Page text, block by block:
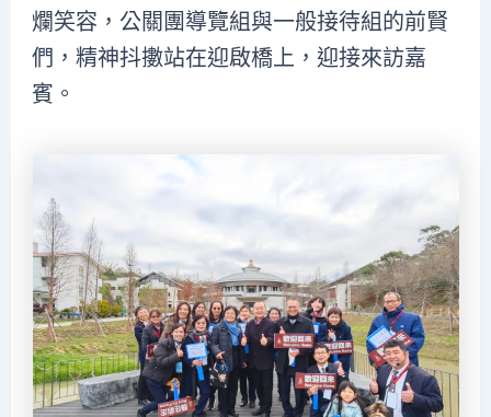
爛笑容，公關團導覽組與一般接待組的前賢
們，精神抖擻站在迎啟橋上，迎接來訪嘉
賓。